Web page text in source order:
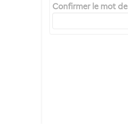
Confirmer le mot de